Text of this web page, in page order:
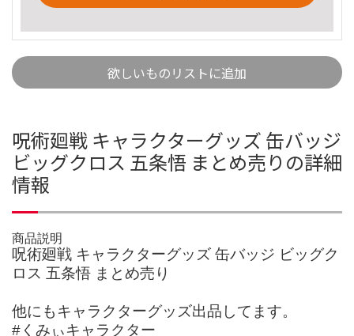
欲しいものリストに追加
呪術廻戦 キャラクターグッズ 缶バッジ
ビッグクロス 五条悟 まとめ売りの詳細
情報
商品説明
呪術廻戦 キャラクターグッズ 缶バッジ ビッグク
ロス 五条悟 まとめ売り
他にもキャラクターグッズ出品してます。
#くみぃキャラクター